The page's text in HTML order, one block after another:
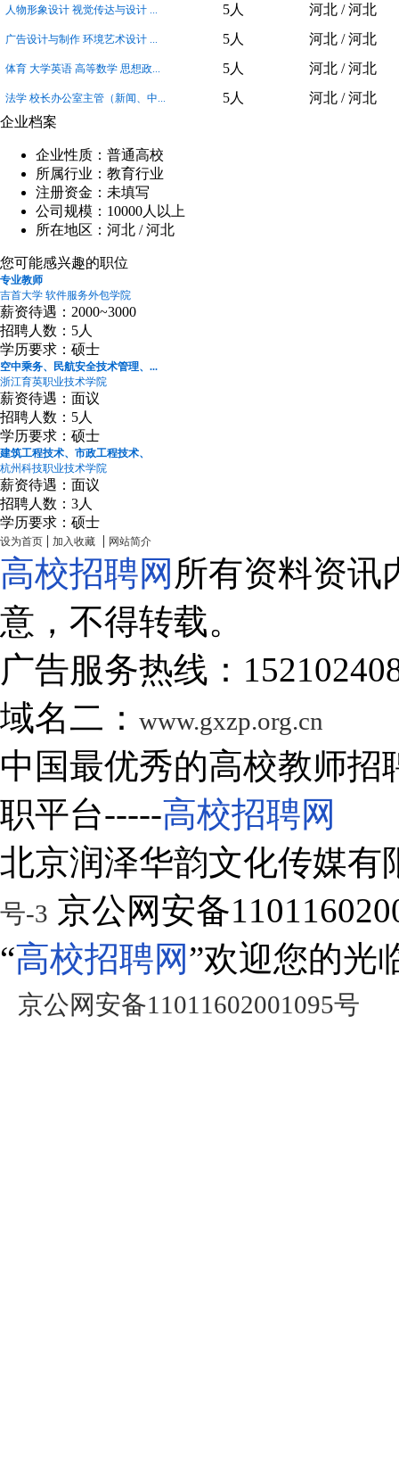
人物形象设计 视觉传达与设计 ... 5人 河北 / 河北
广告设计与制作 环境艺术设计 ... 5人 河北 / 河北
体育 大学英语 高等数学 思想政... 5人 河北 / 河北
法学 校长办公室主管（新闻、中... 5人
河北 / 河北
企业档案
企业性质：普通高校
所属行业：教育行业
注册资金：未填写
公司规模：10000人以上
所在地区：河北 / 河北
您可能感兴趣的职位
专业教师
吉首大学 软件服务外包学院
薪资待遇：2000~3000
招聘人数：5人
学历要求：硕士
空中乘务、民航安全技术管理、...
浙江育英职业技术学院
薪资待遇：面议
招聘人数：5人
学历要求：硕士
建筑工程技术、市政工程技术、
杭州科技职业技术学院
薪资待遇：面议
招聘人数：3人
学历要求：硕士
设为首页 | 加入收藏 | 网站简介
高校招聘网 所有资料资讯
意，不得转载。
广告服务热线：
域名二： www.gxzp.org.cn
中国最优秀的高校教师
职平台-----高校招聘网
北京润泽华韵文化传媒
号-3 京公网安备
“高校招聘网”欢迎您的光
京公网安备11011602001095号